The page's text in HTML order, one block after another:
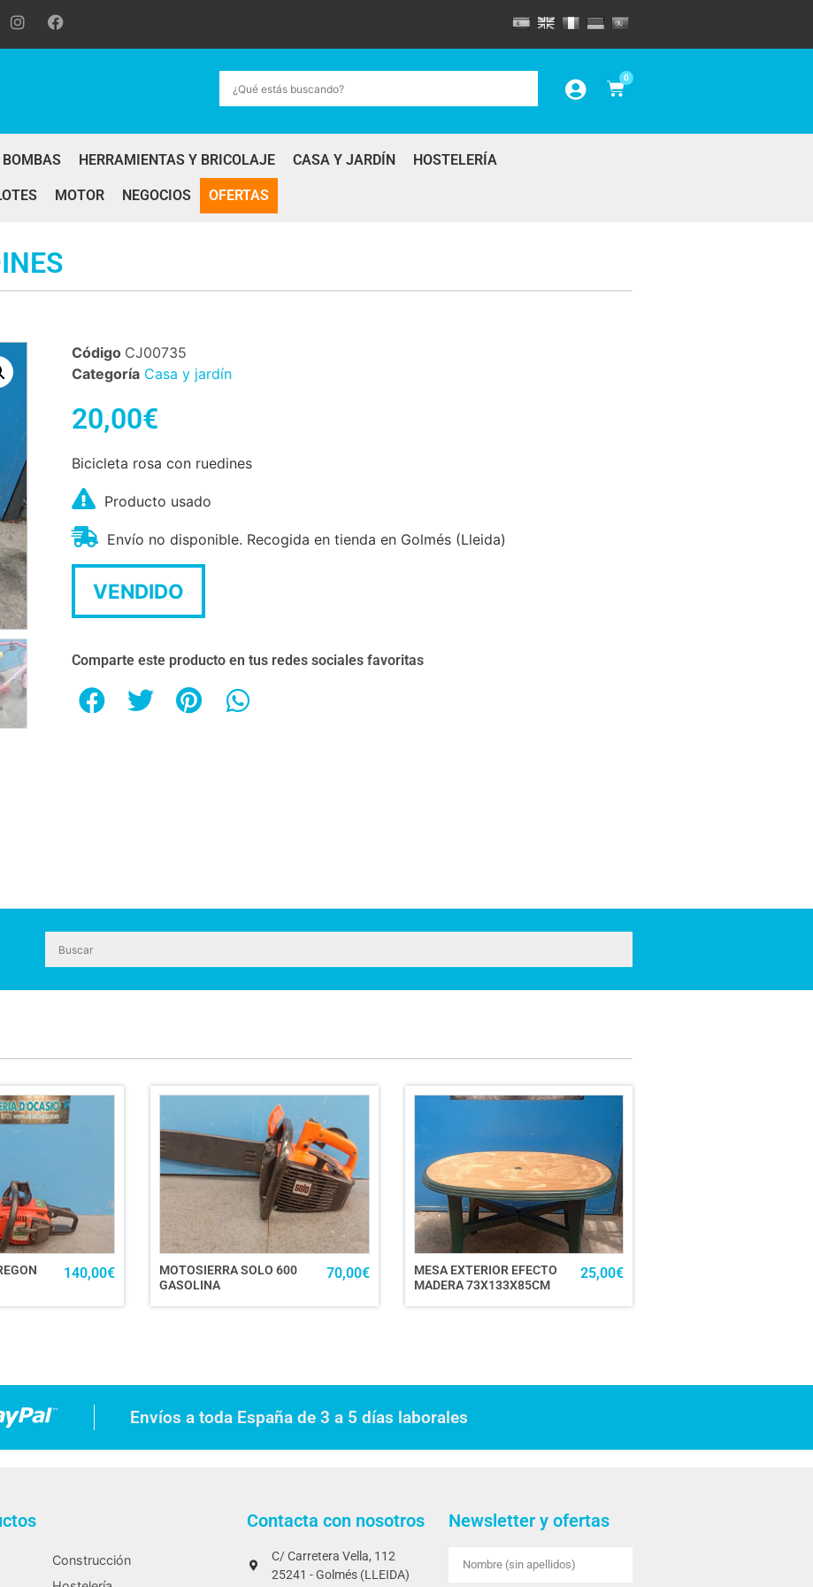
0
BOMBAS HERRAMIENTAS Y BRICOLAJE CASA Y JARDÍN HOSTELERÍA
MOTOR NEGOCIOS OFERTAS
Código CJ00735
Categoría Casa y jardín
20,00€
Bicicleta rosa con ruedines
Producto usado
Envío no disponible. Recogida en tienda en Golmés (Lleida)
VENDIDO
Comparte este producto en tus redes sociales favoritas
140,00€
MOTOSIERRA SOLO 600
GASOLINA
70,00€
MESA EXTERIOR EFECTO
MADERA 73X133X85CM
25,00€
Envíos a toda España de 3 a 5 días laborales
Construcción
Contacta con nosotros
C/ Carretera Vella, 112
25241 - Golmés (LLEIDA)
Newsletter y ofertas